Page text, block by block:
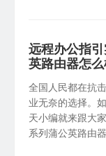
远程办公指
英路由器怎
全国人民都在抗
业无奈的选择。
天小编就来跟大
系列蒲公英路由